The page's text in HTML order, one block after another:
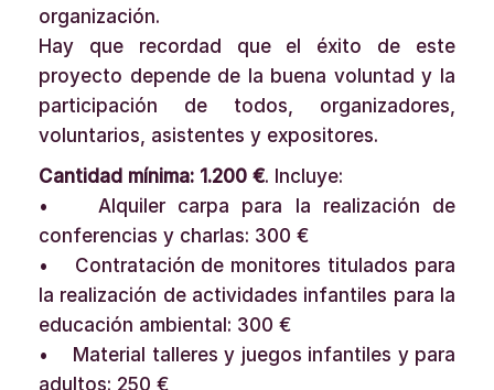
organización.
Hay que recordad que el éxito de este
proyecto depende de la buena voluntad y la
participación de todos, organizadores,
voluntarios, asistentes y expositores.
Cantidad mínima: 1.200 €. Incluye:
• Alquiler carpa para la realización de
conferencias y charlas: 300 €
• Contratación de monitores titulados para
la realización de actividades infantiles para la
educación ambiental: 300 €
• Material talleres y juegos infantiles y para
adultos: 250 €